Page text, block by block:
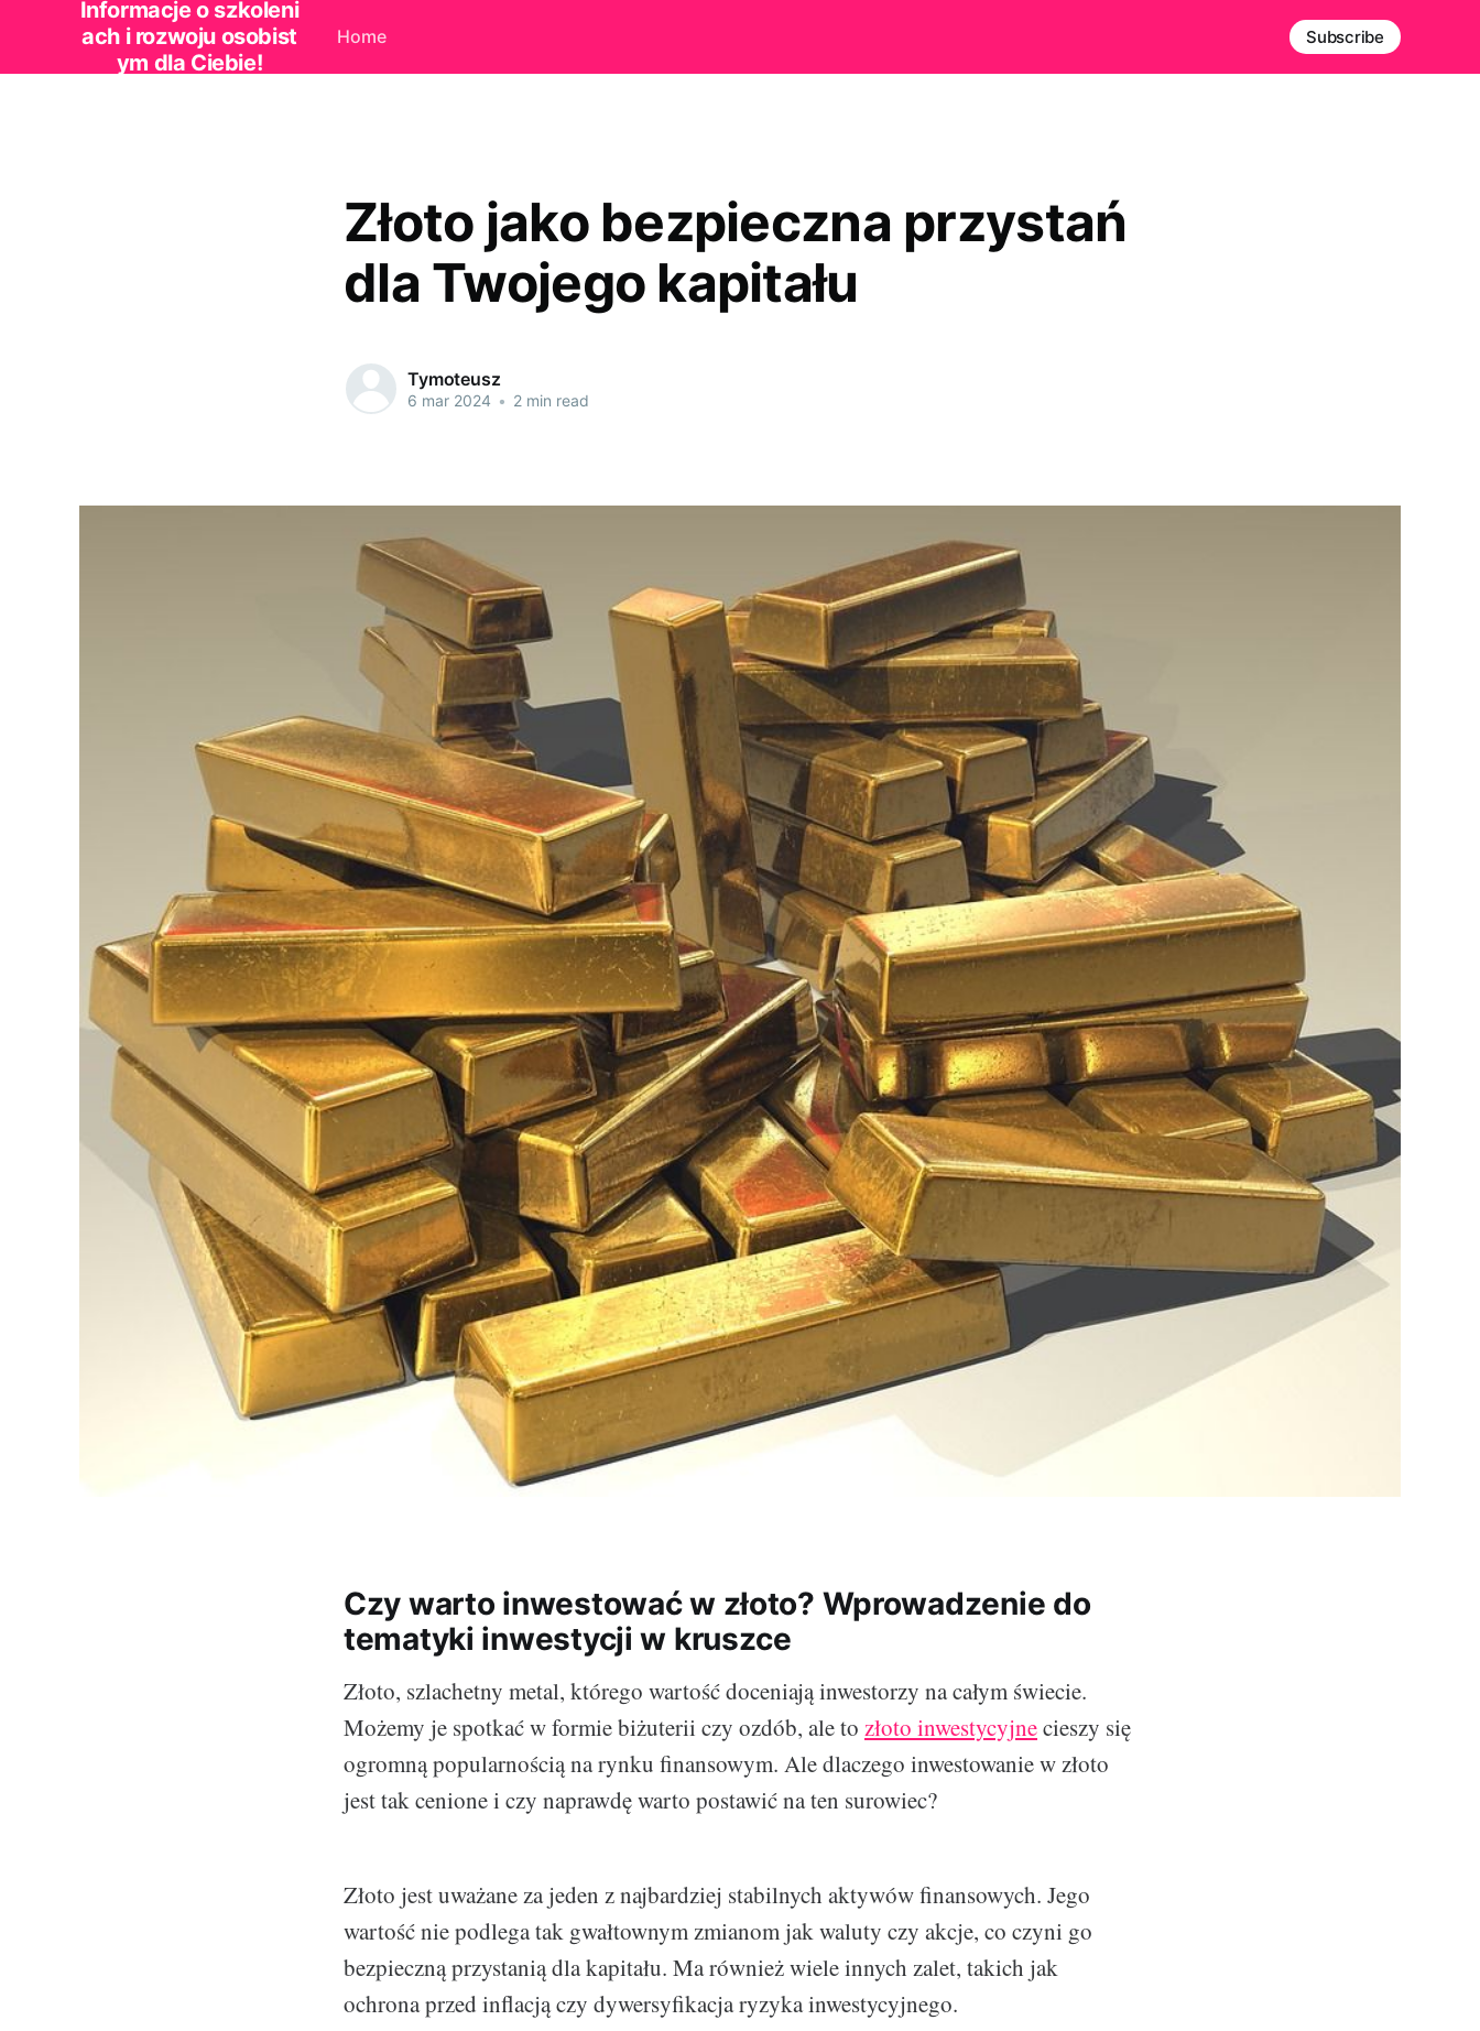
Informacje o szkoleni
ach i rozwoju osobist
ym dla Ciebie!
Home Subscribe
Złoto jako bezpieczna przystań
dla Twojego kapitału
Tymoteusz
6 mar 2024 • 2 min read
Czy warto inwestować w złoto? Wprowadzenie do
tematyki inwestycji w kruszce
Złoto, szlachetny metal, którego wartość doceniają inwestorzy na całym świecie.
Możemy je spotkać w formie biżuterii czy ozdób, ale to złoto inwestycyjnecieszy się
ogromną popularnością na rynku finansowym. Ale dlaczego inwestowanie w złoto
jest tak cenione i czy naprawdę warto postawić na ten surowiec?
Złoto jest uważane za jeden z najbardziej stabilnych aktywów finansowych. Jego
wartość nie podlega tak gwałtownym zmianom jak waluty czy akcje, co czyni go
bezpieczną przystanią dla kapitału. Ma również wiele innych zalet, takich jak
ochrona przed inflacją czy dywersyfikacja ryzyka inwestycyjnego.